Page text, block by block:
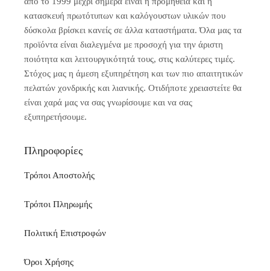
κατασκευή πρωτότυπων και καλόγουστων υλικών που
δύσκολα βρίσκει κανείς σε άλλα καταστήματα. Όλα μας τα
προϊόντα είναι διαλεγμένα με προσοχή για την άριστη
ποιότητα και λειτουργικότητά τους, στις καλύτερες τιμές.
Στόχος μας η άμεση εξυπηρέτηση και των πιο απαιτητικών
πελατών χονδρικής και λιανικής. Οτιδήποτε χρειαστείτε θα
είναι χαρά μας να σας γνωρίσουμε και να σας
εξυπηρετήσουμε.
Πληροφορίες
Τρόποι Αποστολής
Τρόποι Πληρωμής
Πολιτική Επιστροφών
Όροι Χρήσης